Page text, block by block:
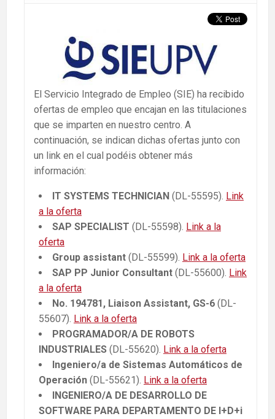
El Servicio Integrado de Empleo (SIE) ha recibido
ofertas de empleo que encajan en las titulaciones
que se imparten en nuestro centro. A
continuación, se indican dichas ofertas junto con
un link en el cual podéis obtener más
información:
IT SYSTEMS TECHNICIAN (DL-55595). Link
a la oferta
SAP SPECIALIST (DL-55598). Link a la
oferta
Group assistant (DL-55599). Link a la oferta
SAP PP Junior Consultant (DL-55600). Link
a la oferta
No. 194781, Liaison Assistant, GS-6 (DL-
55607). Link a la oferta
PROGRAMADOR/A DE ROBOTS
INDUSTRIALES (DL-55620). Link a la oferta
Ingeniero/a de Sistemas Automáticos de
Operación (DL-55621). Link a la oferta
INGENIERO/A DE DESARROLLO DE
SOFTWARE PARA DEPARTAMENTO DE I+D+i